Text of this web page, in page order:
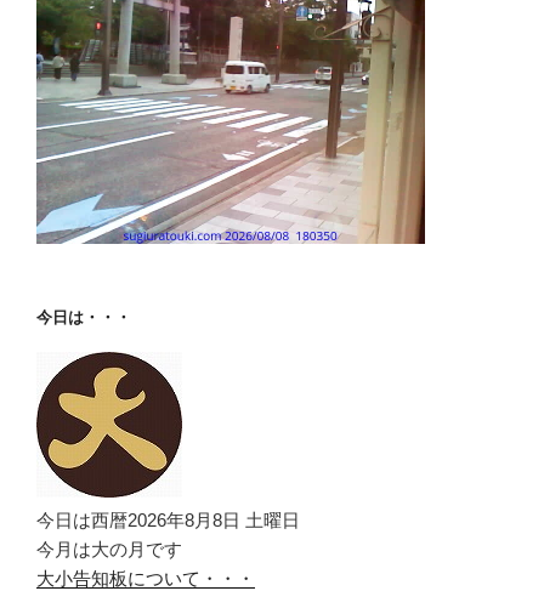
今日は・・・
今日は西暦2026年8月8日 土曜日
今月は大の月です
大小告知板について・・・